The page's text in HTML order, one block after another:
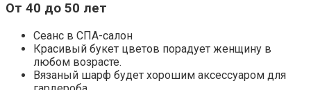
От 40 до 50 лет
Сеанс в СПА-салон
Красивый букет цветов порадует женщину в
любом возрасте.
Вязаный шарф будет хорошим аксессуаром для